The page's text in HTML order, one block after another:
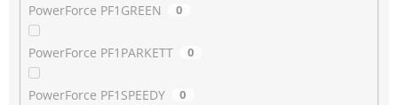
PowerForce PF1GREEN 0
PowerForce PF1PARKETT 0
PowerForce PF1SPEEDY 0